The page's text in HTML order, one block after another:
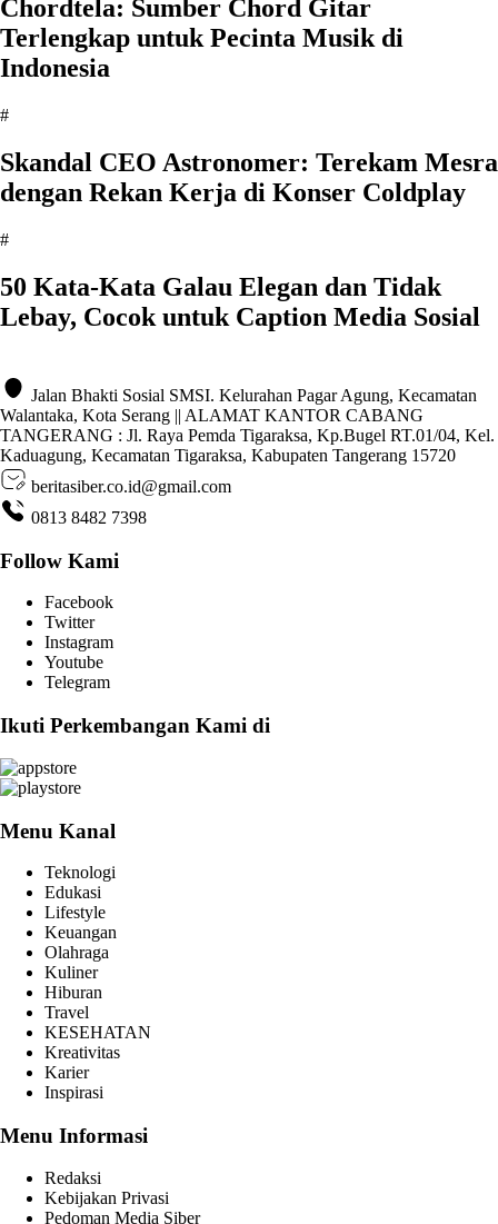
Chordtela: Sumber Chord Gitar
Terlengkap untuk Pecinta Musik di
Indonesia
#
Skandal CEO Astronomer: Terekam Mesra
dengan Rekan Kerja di Konser Coldplay
#
50 Kata-Kata Galau Elegan dan Tidak
Lebay, Cocok untuk Caption Media Sosial
Jalan Bhakti Sosial SMSI. Kelurahan Pagar Agung, Kecamatan
Walantaka, Kota Serang || ALAMAT KANTOR CABANG
TANGERANG : Jl. Raya Pemda Tigaraksa, Kp.Bugel RT.01/04, Kel.
Kaduagung, Kecamatan Tigaraksa, Kabupaten Tangerang 15720
beritasiber.co.id@gmail.com
0813 8482 7398
Follow Kami
Facebook
Twitter
Instagram
Youtube
Telegram
Ikuti Perkembangan Kami di
Menu Kanal
Teknologi
Edukasi
Lifestyle
Keuangan
Olahraga
Kuliner
Hiburan
Travel
KESEHATAN
Kreativitas
Karier
Inspirasi
Menu Informasi
Redaksi
Kebijakan Privasi
Pedoman Media Siber